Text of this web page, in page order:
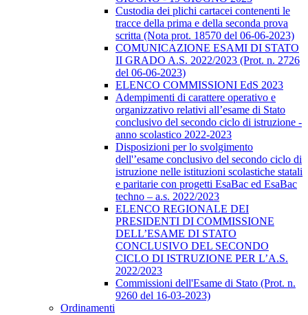
Custodia dei plichi cartacei contenenti le
tracce della prima e della seconda prova
scritta (Nota prot. 18570 del 06-06-2023)
COMUNICAZIONE ESAMI DI STATO
II GRADO A.S. 2022/2023 (Prot. n. 2726
del 06-06-2023)
ELENCO COMMISSIONI EdS 2023
Adempimenti di carattere operativo e
organizzativo relativi all’esame di Stato
conclusivo del secondo ciclo di istruzione -
anno scolastico 2022-2023
Disposizioni per lo svolgimento
dell'’esame conclusivo del secondo ciclo di
istruzione nelle istituzioni scolastiche statali
e paritarie con progetti EsaBac ed EsaBac
techno – a.s. 2022/2023
ELENCO REGIONALE DEI
PRESIDENTI DI COMMISSIONE
DELL’ESAME DI STATO
CONCLUSIVO DEL SECONDO
CICLO DI ISTRUZIONE PER L’A.S.
2022/2023
Commissioni dell'Esame di Stato (Prot. n.
9260 del 16-03-2023)
Ordinamenti